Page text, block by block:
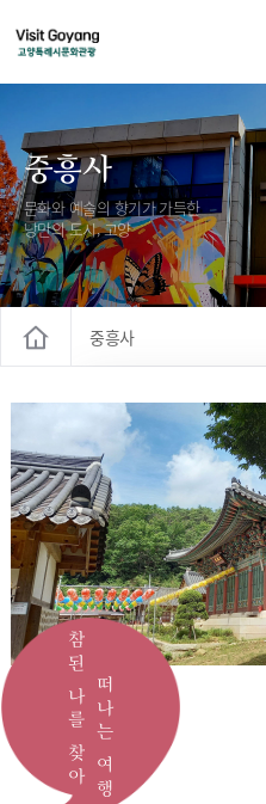
중흥사
문화와 예술의 향기가 가득한
낭만의 도시, 고양
중흥사
흥국사
중흥사
참된 나를 찾아떠나는 여행